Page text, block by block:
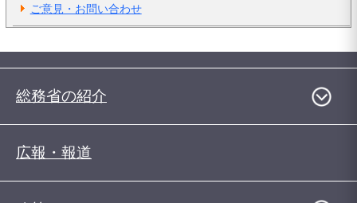
ご意見・お問い合わせ
総務省の紹介
広報・報道